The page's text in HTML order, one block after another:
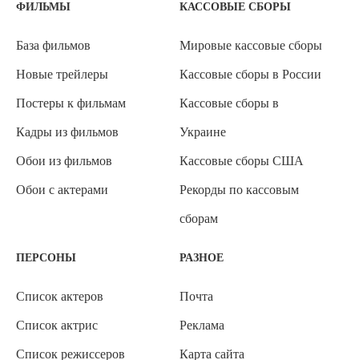
ФИЛЬМЫ
База фильмов
Новые трейлеры
Постеры к фильмам
Кадры из фильмов
Обои из фильмов
Обои с актерами
КАССОВЫЕ СБОРЫ
Мировые кассовые сборы
Кассовые сборы в России
Кассовые сборы в
Украине
Кассовые сборы США
Рекорды по кассовым
сборам
ПЕРСОНЫ
Список актеров
Список актрис
Список режиссеров
РАЗНОЕ
Почта
Реклама
Карта сайта